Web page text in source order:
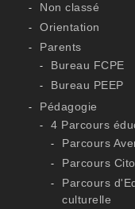
Non classé
Orientation
Parents
Bureau FCPE
Bureau PEEP
Pédagogie
4 Parcours
Parcours
Parcours
Parcours
culturelle